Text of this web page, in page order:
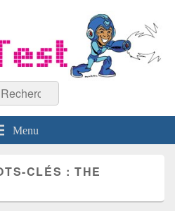
:
Rechercher
Menu
CLÉS :THE